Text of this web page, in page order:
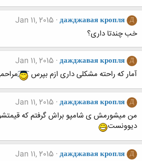
Д
дажджавая кропля
Jan 11, 2015
خب چندتا داری؟
Д
дажджавая кропля
Jan 11, 2015
آمار که راحته مشکلی داری ازم بپرس
Д
дажджавая кропля
Jan 11, 2015
من میشورمش ی شامپو براش گرفتم که
دیوونست
Д
дажджавая кропля
Jan 11, 2015